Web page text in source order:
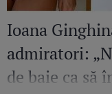
Ioana
admiratori:
de baie ca să